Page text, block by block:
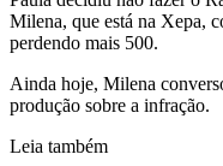
Milena, que está na Xepa,
perdendo mais 500.
Ainda hoje, Milena
produção sobre a infração.
Leia também